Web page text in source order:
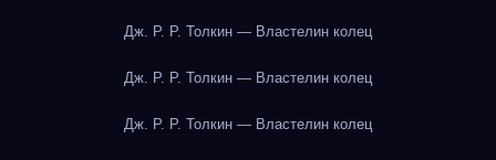
Дж. Р. Р. Толкин — Властелин колец
Дж. Р. Р. Толкин — Властелин колец
Дж. Р. Р. Толкин — Властелин колец